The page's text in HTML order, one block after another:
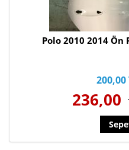
Polo 2010 2014
200,00
236,00